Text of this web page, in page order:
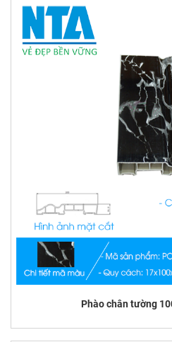
Phào chân tường